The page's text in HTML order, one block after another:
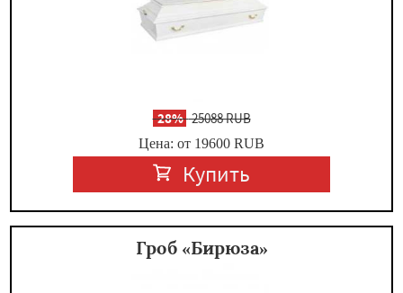
-28%25088 RUB
Цена: от 19600 RUB
Купить
Гроб «Бирюза»